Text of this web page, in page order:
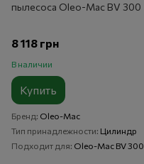
пылесоса Oleo-Mac BV 300
8 118 грн
В наличии
Купить
Бренд Oleo-Mac
Тип принадлежности Цилиндр
Подходит для Oleo-Mac BV 300